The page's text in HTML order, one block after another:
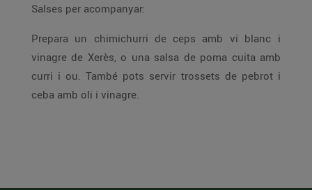
Salses per acompanyar:
Prepara un chimichurri de ceps amb vi blanc i
vinagre de Xerès, o una salsa de poma cuita amb
curri i ou. També pots servir trossets de pebrot i
ceba amb oli i vinagre.